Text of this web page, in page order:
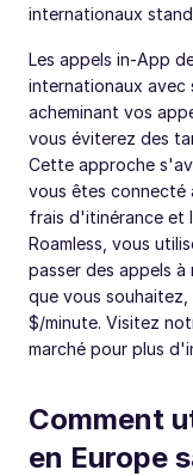
internationaux
Les appels in-App
internationaux avec
acheminant vos
vous éviterez des
Cette approche
vous êtes connecté
frais d'itinérance et
Roamless, vous
passer des appels
que vous
$/minute. Visitez
marché pour plus
Comment
en Europe